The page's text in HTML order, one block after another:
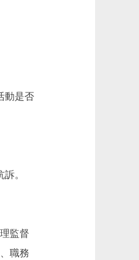
動是否
。
監督
職務